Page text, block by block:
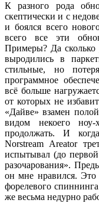
К разного рода
скептически и с
и боялся всего
всего все эти
Примеры? Да
выродились в
стильные, но
программное
всё больше
от которых не
«Дайве» взамен
видом некоего
продолжать. И
Norstream Areator
испытывал (до
разочарования».
он мне нравился.
форелевого
же весьма недурно